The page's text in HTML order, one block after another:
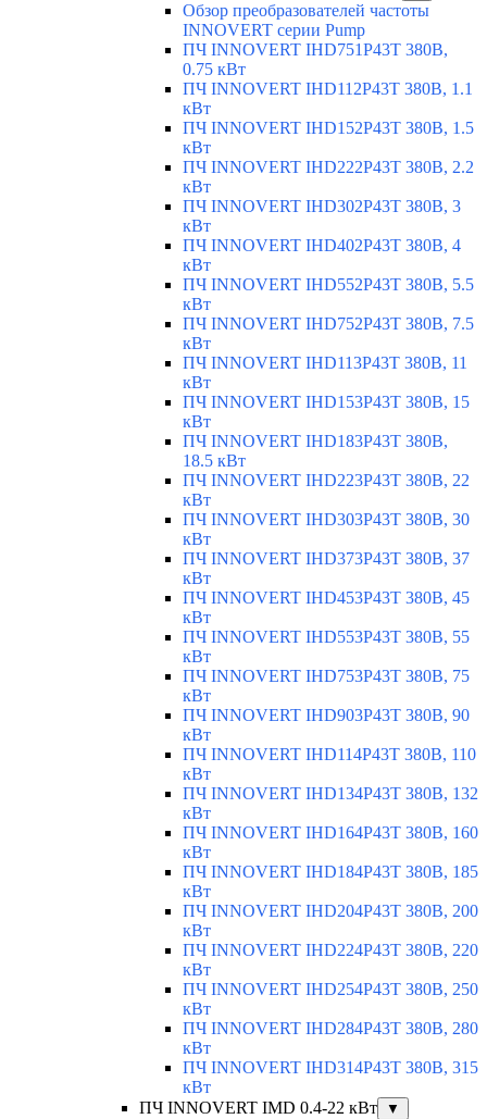
Обзор преобразователей частоты
INNOVERT серии Pump
ПЧ INNOVERT IHD751P43T 380В,
0.75 кВт
ПЧ INNOVERT IHD112P43T 380В, 1.1
кВт
ПЧ INNOVERT IHD152P43T 380В, 1.5
кВт
ПЧ INNOVERT IHD222P43T 380В, 2.2
кВт
ПЧ INNOVERT IHD302P43T 380В, 3
кВт
ПЧ INNOVERT IHD402P43T 380В, 4
кВт
ПЧ INNOVERT IHD552P43T 380В, 5.5
кВт
ПЧ INNOVERT IHD752P43T 380В, 7.5
кВт
ПЧ INNOVERT IHD113P43T 380В, 11
кВт
ПЧ INNOVERT IHD153P43T 380В, 15
кВт
ПЧ INNOVERT IHD183P43T 380В,
18.5 кВт
ПЧ INNOVERT IHD223P43T 380В, 22
кВт
ПЧ INNOVERT IHD303P43T 380В, 30
кВт
ПЧ INNOVERT IHD373P43T 380В, 37
кВт
ПЧ INNOVERT IHD453P43T 380В, 45
кВт
ПЧ INNOVERT IHD553P43T 380В, 55
кВт
ПЧ INNOVERT IHD753P43T 380В, 75
кВт
ПЧ INNOVERT IHD903P43T 380В, 90
кВт
ПЧ INNOVERT IHD114P43T 380В, 110
кВт
ПЧ INNOVERT IHD134P43T 380В, 132
кВт
ПЧ INNOVERT IHD164P43T 380В, 160
кВт
ПЧ INNOVERT IHD184P43T 380В, 185
кВт
ПЧ INNOVERT IHD204P43T 380В, 200
кВт
ПЧ INNOVERT IHD224P43T 380В, 220
кВт
ПЧ INNOVERT IHD254P43T 380В, 250
кВт
ПЧ INNOVERT IHD284P43T 380В, 280
кВт
ПЧ INNOVERT IHD314P43T 380В, 315
кВт
ПЧ INNOVERT IMD 0.4-22 кВт
▼